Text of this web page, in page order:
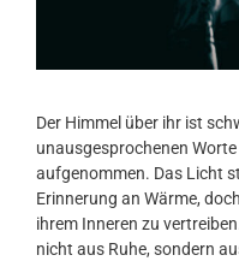
Der Himmel über ihr ist
unausgesprochenen
aufgenommen. Das Licht
Erinnerung an Wärme,
ihrem Inneren zu
nicht aus Ruhe, sondern